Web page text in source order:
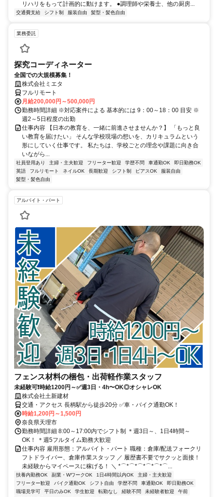
リハリをもって計画的に動けます。 ●調理師や栄養士、他の厨房...
交通費支給 シフト制 服装自由 髪型・髪色自由
業務委託
探究コーディネーター
全国での大規模募集！
株式会社ミエタ
フルリモート
月給200,000円～500,000円
勤務時間詳細 ※対応案件による 基本的には 9：00～18：00 目安 ※
週2～5日程度の出勤
仕事内容 【日本の教育を、一緒に前進させませんか？】 「もっと良
い教育を届けたい」 そんな学校現場の想いを、カリキュラムという
形にしていく仕事です。 私たちは、学校ごとの理念や課題に向き合
いながら...
社員登用あり 主婦・主夫歓迎 フリーター歓迎 学歴不問 車通勤OK
即日勤務OK
英語
フルリモート ネイルOK 長期歓迎 シフト制 ピアスOK
服装自由
髪型・髪色自由
アルバイト・パート
フェンス材料の梱包・出荷軽作業スタッフ
未経験可❗時給1200円～✅週3日・4h〜OK◎オシャレOK
株式会社土新建材
交通・アクセス 長柄駅から徒歩20分 ✅車・バイク通勤OK！
時給1,200円～1,500円
奈良県天理市
勤務時間詳細 8:00～17:00内でシフト制 ＊週3日～、1日4時間～
OK！ ＊週5フルタイム勤務大歓迎
仕事内容 雇用形態：アルバイト・パート 職種：倉庫/配送フォークリ
フトドライバー、倉庫作業スタッフ ／ 履歴書不要でサクッと面接！
未経験からマイペースに稼げる！ ＼ *⌒*⌒*⌒*⌒*⌒*⌒...
扶養内勤務OK 副業・WワークOK 1日4時間以内OK
主婦・主夫歓迎
フリーター歓迎
バイク通勤OK シフト自由 学歴不問 車通勤OK
即日勤務OK
職場見学可
平日のみOK 学生歓迎 転勤なし 経験不問 未経験者歓迎
午前